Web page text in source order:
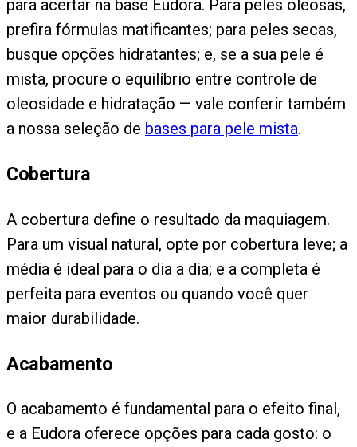
para acertar na base Eudora. Para peles oleosas,
prefira fórmulas matificantes; para peles secas,
busque opções hidratantes; e, se a sua pele é
mista, procure o equilíbrio entre controle de
oleosidade e hidratação — vale conferir também
a nossa seleção de bases para pele mista.
Cobertura
A cobertura define o resultado da maquiagem.
Para um visual natural, opte por cobertura leve; a
média é ideal para o dia a dia; e a completa é
perfeita para eventos ou quando você quer
maior durabilidade.
Acabamento
O acabamento é fundamental para o efeito final,
e a Eudora oferece opções para cada gosto: o